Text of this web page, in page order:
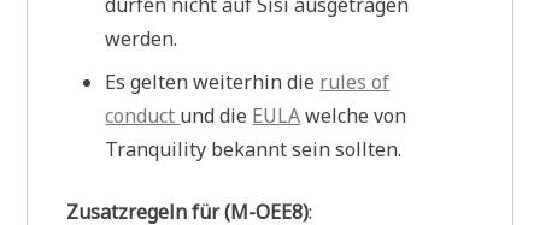
werden.
Es gelten weiterhin die rules of
conduct und die EULAwelche von
Tranquility bekannt sein sollten.
Zusatzregeln für(M-OEE8):